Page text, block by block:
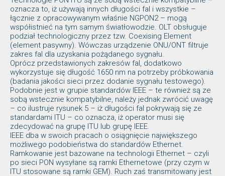
oznacza to, iż używają innych długości fal i wszystkie –
łącznie z opracowywanym właśnie NGPON2 – mogą
współistnieć na tym samym światłowodzie. OLT obsługuje
podział technologiczny przez tzw. Coexising Element
(element pasywny). Wówczas urządzenie ONU/ONT filtruje
zakres fal dla uzyskania pożądanego sygnału.
Oprócz przedstawionych zakresów fal, dodatkowo
wykorzystuje się długość 1650 nm na potrzeby próbkowania
(badania jakości sieci przez dodanie sygnału testowego).
Podobnie jest w grupie standardów IEEE – te również są ze
sobą wstecznie kompatybilne, należy jednak zwrócić uwagę
– co ilustruje rysunek 5 – iż długości fal pokrywają się ze
standardami ITU – co oznacza, iż operator musi się
zdecydować na grupę ITU lub grupę IEEE.
IEEE dba w swoich pracach o osiągnięcie największego
możliwego podobieństwa do standardów Ethernet.
Ramkowanie jest bazowane na technologii Ethernet – czyli
po sieci PON wysyłane są ramki Ethernetowe (przy czym w
ITU stosowane są ramki GEM). Ruch zaś transmitowany jest